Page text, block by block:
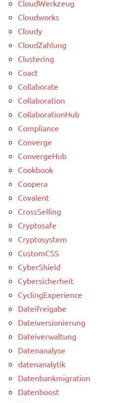
CloudWerkzeug
Cloudworks
Cloudy
CloudZahlung
Clustering
Coact
Collaborate
Collaboration
CollaborationHub
Compliance
Converge
ConvergeHub
Cookbook
Coopera
Covalent
CrossSelling
Cryptosafe
Cryptosystem
CustomCSS
CyberShield
Cybersicherheit
CyclingExperience
Dateifreigabe
Dateiversionierung
Dateiverwaltung
Datenanalyse
datenanalytik
Datenbankmigration
Datenboost